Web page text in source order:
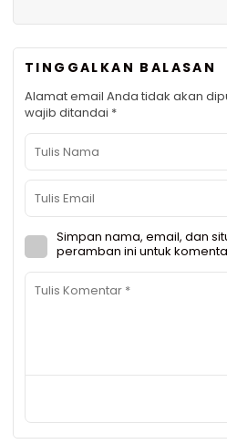
TINGGALKAN BALASAN
Alamat email Anda tidak akan
wajib ditandai *
Simpan nama, email, dan
peramban ini untuk